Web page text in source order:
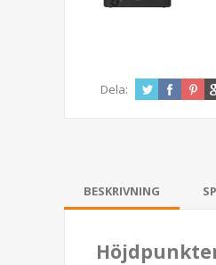
Dela:
BESKRIVNING